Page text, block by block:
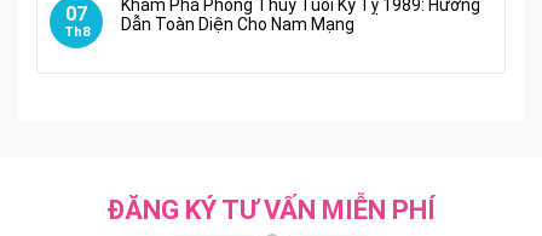
07
Th8
Khám Phá Phong Thủy Tuổi Kỷ Tỵ 1989: Hướng
Dẫn Toàn Diện Cho Nam Mạng
ĐĂNG KÝ TƯ VẤN MIỄN PHÍ